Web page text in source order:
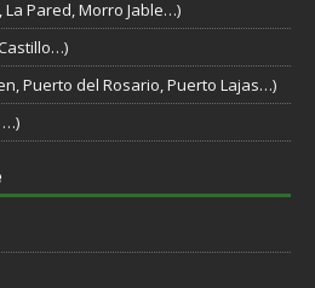
La Pared, Morro Jable…)
Puerto del Rosario, Puerto Lajas…)
…)